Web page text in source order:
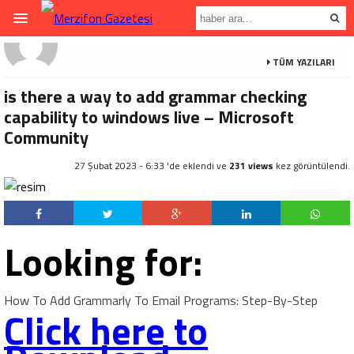
TÜM YAZILARI
is there a way to add grammar checking
capability to windows live – Microsoft
Community
27 Şubat 2023 - 6:33 'de eklendi ve 231 views kez görüntülendi.
Looking for:
How To Add Grammarly To Email Programs: Step-By-Step
Click here to